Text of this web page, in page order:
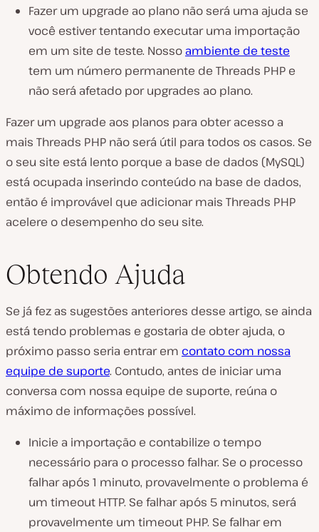
Fazer um upgrade ao plano não será uma ajuda se
você estiver tentando executar uma importação
em um site de teste. Nosso ambiente de teste
tem um número permanente de Threads PHP e
não será afetado por upgrades ao plano.
Fazer um upgrade aos planos para obter acesso a
mais Threads PHP não será útil para todos os casos. Se
o seu site está lento porque a base de dados (MySQL)
está ocupada inserindo conteúdo na base de dados,
então é improvável que adicionar mais Threads PHP
acelere o desempenho do seu site.
Obtendo Ajuda
Se já fez as sugestões anteriores desse artigo, se ainda
está tendo problemas e gostaria de obter ajuda, o
próximo passo seria entrar em contato com nossa
equipe de suporte. Contudo, antes de iniciar uma
conversa com nossa equipe de suporte, reúna o
máximo de informações possível.
Inicie a importação e contabilize o tempo
necessário para o processo falhar. Se o processo
falhar após 1 minuto, provavelmente o problema é
um timeout HTTP. Se falhar após 5 minutos, será
provavelmente um timeout PHP. Se falhar em